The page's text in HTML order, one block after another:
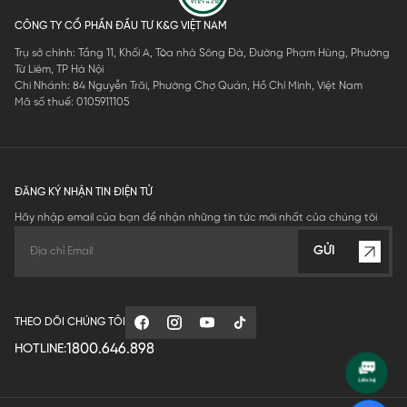
CÔNG TY CỔ PHẦN ĐẦU TƯ K&G VIỆT NAM
Trụ sở chính: Tầng 11, Khối A, Tòa nhà Sông Đà, Đường Phạm Hùng, Phường
Từ Liêm, TP Hà Nội
Chi Nhánh: 84 Nguyễn Trãi, Phường Chợ Quán, Hồ Chí Minh, Việt Nam
Mã số thuế: 0105911105
ĐĂNG KÝ NHẬN TIN ĐIỆN TỬ
Hãy nhập email của bạn để nhận những tin tức mới nhất của chúng tôi
GỬI
THEO DÕI CHÚNG TÔI
HOTLINE:1800.646.898